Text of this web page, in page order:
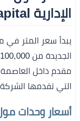
الإدارية Il Cuore Giallo New Capital
يبدأ سعر المتر في
مقدم داخل
التي تقدمها
أسعار وحدات مول